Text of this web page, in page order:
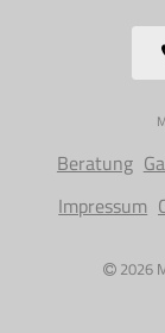
Beratung
Impressum
2026